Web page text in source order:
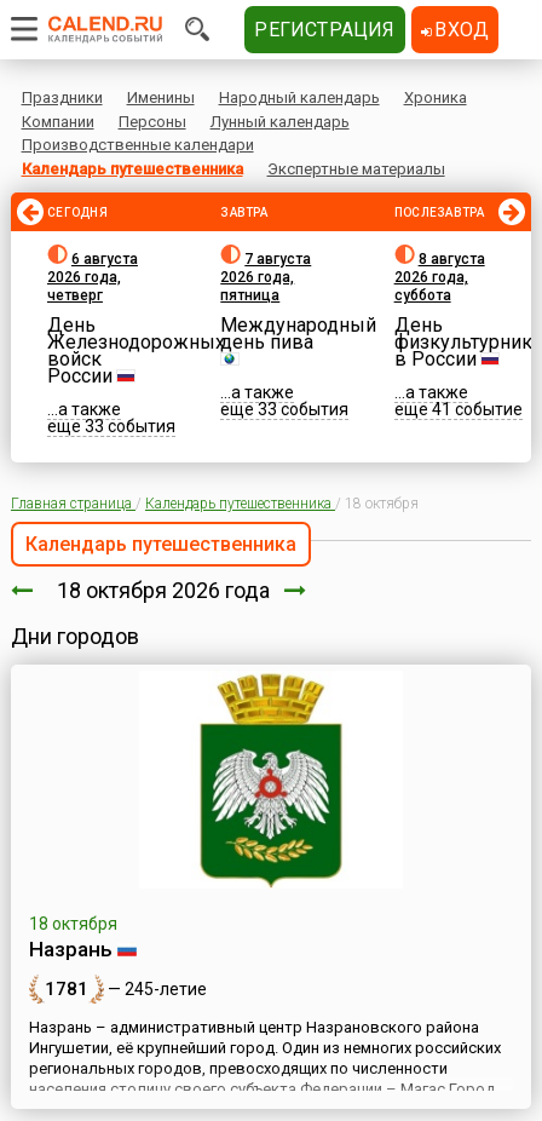
Праздники Именины Народный календарь
Хроника
Компании
Персоны
Лунный календарь
Производственные календари
Календарь путешественника
Экспертные материалы
СЕГОДНЯ
6 августа
2026 года,
четверг
День
Железнодорожных
войск
России
...а также
еще 33 события
ЗАВТРА
7 августа
2026 года,
пятница
Международный
день пива
...а также
еще 33 события
ПОСЛЕЗАВТРА
8 августа
2026 года,
суббота
День
физкультурника
в России
...а также
еще 41 событие
Главная страница / Календарь путешественника / 18 октября
Календарь путешественника
18 октября 2026 года
Дни городов
18 октября
Назрань
1781 — 245-летие
Назрань – административный центр Назрановского района
Ингушетии, её крупнейший город. Один из немногих российских
региональных городов, превосходящих по численности
населения столицу своего субъекта Федерации – Магас.Город
был столицей Ингушетии до 2000 года, когда столица была
РЕГИСТРАЦИЯ ВХОД